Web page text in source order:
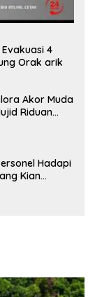
4
Orak arik
Akor Muda
Riduan
Hadapi
Kian